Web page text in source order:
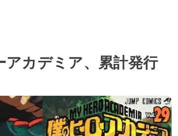
アカデミア、累計発行